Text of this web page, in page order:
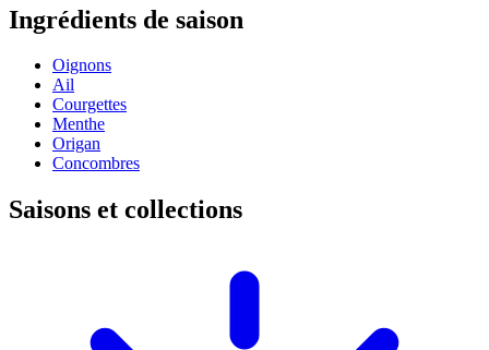
Ingrédients de saison
Oignons
Ail
Courgettes
Menthe
Origan
Concombres
Saisons et collections